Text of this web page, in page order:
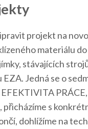
projekt na
materiálu
stávajících
Jedná se o
přicházíme s
dohlížíme na